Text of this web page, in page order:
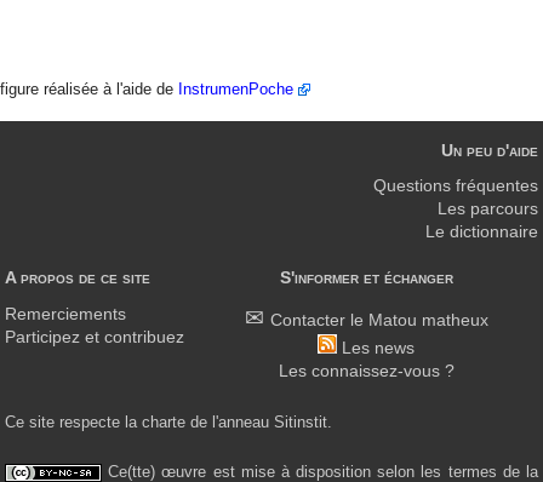
figure réalisée à l'aide de InstrumenPoche
A propos de ce site
Remerciements
Participez et contribuez
S'informer et échanger
Contacter le Matou matheux
Les news
Les connaissez-vous ?
Un peu d'aide
Questions fréquentes
Les parcours
Le dictionnaire
Ce site respecte la charte de l'anneau Sitinstit.
Ce(tte) œuvre est mise à disposition selon les termes de la